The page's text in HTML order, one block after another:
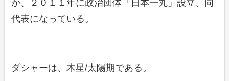
か、２０１１年に政治団体「日本一丸」設立、同
代表になっている。
ダシャーは、木星/太陽期である。